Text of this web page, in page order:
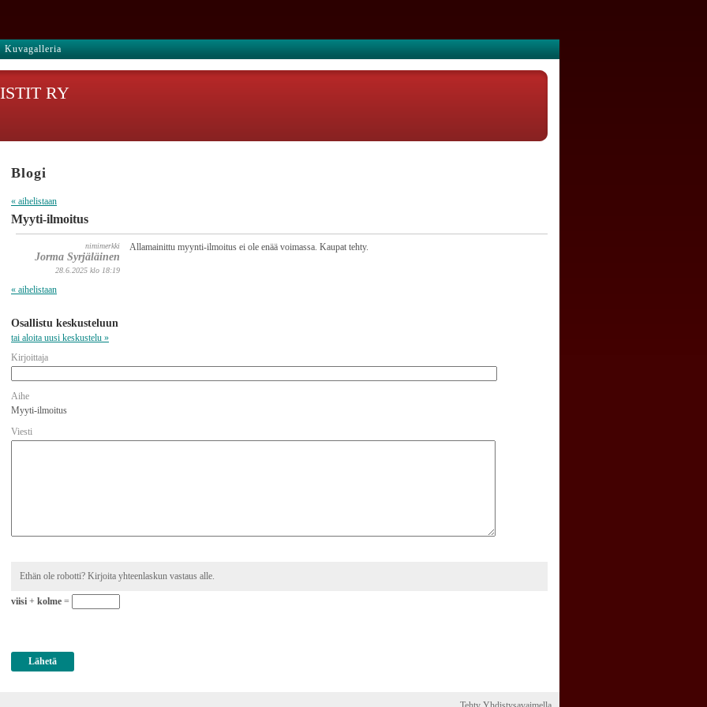
Kuvagalleria
RY
Blogi
« aihelistaan
Myyti-ilmoitus
nimimerkki
Jorma Syrjäläinen
28.6.2025 klo 18:19
Allamainittu myynti-ilmoitus ei ole enää voimassa. Kaupat tehty.
« aihelistaan
Osallistu keskusteluun
tai aloita uusi keskustelu »
Kirjoittaja
Aihe
Myyti-ilmoitus
Viesti
Ethän ole robotti? Kirjoita yhteenlaskun vastaus alle.
viisi + kolme =